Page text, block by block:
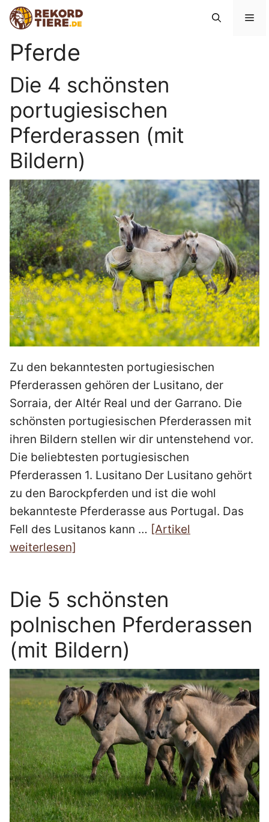
Zum
Inhalt
springen
Pferde
Die 4 schönsten
portugiesischen
Pferderassen (mit
Bildern)
Zu den bekanntesten portugiesischen
Pferderassen gehören der Lusitano, der
Sorraia, der Altér Real und der Garrano. Die
schönsten portugiesischen Pferderassen mit
ihren Bildern stellen wir dir untenstehend vor.
Die beliebtesten portugiesischen
Pferderassen 1. Lusitano Der Lusitano gehört
zu den Barockpferden und ist die wohl
bekannteste Pferderasse aus Portugal. Das
Fell des Lusitanos kann … [Artikel
weiterlesen]
Die 5 schönsten
polnischen Pferderassen
(mit Bildern)